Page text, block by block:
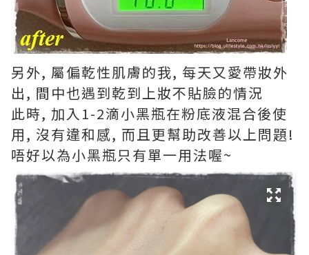
另外, 屬偏乾性肌膚的我, 每天又愛帶妝外
出, 間中也遇到乾到上妝不貼臉的情況
此時, 加入1-2滴小黑瓶在粉底液混合後使
用, 沒有違和感, 而且更幫助改善以上問題!
唔好以為小黑瓶只有單一用法喔~